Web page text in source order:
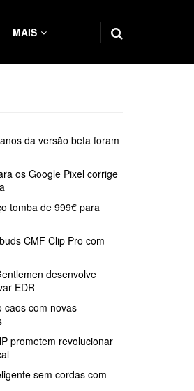
MAIS
da versão beta foram
os Google Pixel corrige
tomba de 999€ para
CMF Clip Pro com
desenvolve
EDR
caos com novas
prometem revolucionar
sem cordas com